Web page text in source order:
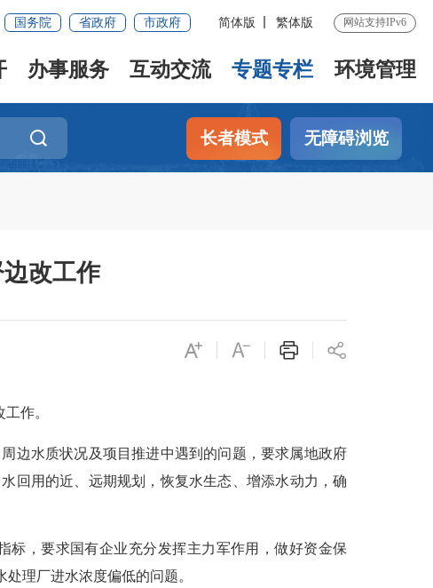
国务院 省政府 市政府 简体版 繁体版 网站支持IPv6
办事服务 互动交流 专题专栏 环境管理
长者模式 无障碍浏览
改工作
作。
边水质状况及项目推进中遇到的问题，要求属地政府
回用的近、远期规划，恢复水生态、增添水动力，确
标，要求国有企业充分发挥主力军作用，做好资金保
理厂进水浓度偏低的问题。